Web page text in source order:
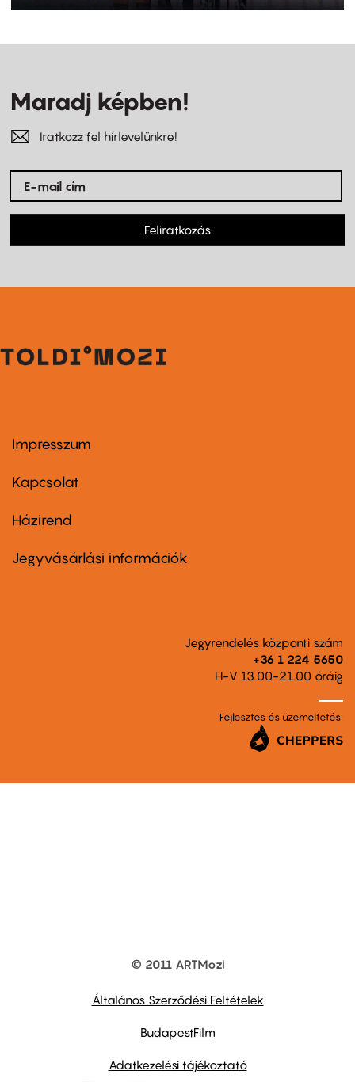
Maradj képben!
Iratkozz fel hírlevelünkre!
Feliratkozás
Footer
first
Impresszum
Kapcsolat
Footer
second
Házirend
Jegyvásárlási információk
Jegyrendelés központi szám
+36 1 224 5650
H-V 13.00-21.00 óráig
Fejlesztés és üzemeltetés:
© 2011 ARTMozi
Általános Szerződési Feltételek
BudapestFilm
Adatkezelési tájékoztató